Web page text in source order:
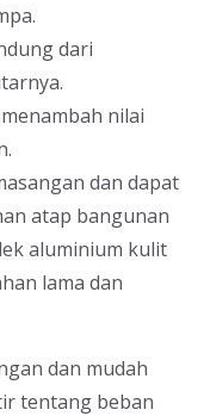
dari
nilai
dan dapat
atap bangunan
aluminium kulit
lama dan
dan mudah
tentang beban